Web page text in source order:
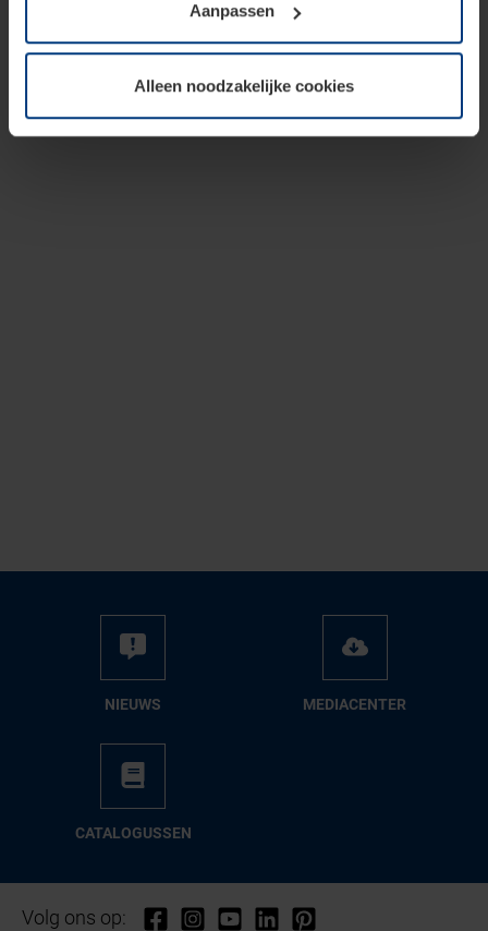
soorten cookies is uw toestemming vereist. Uw
toestemming kunt u op elk moment bij de uitleg van de
wijzigen of herroepen.
Aanpassen
Alleen noodzakelijke cookies
NIEUWS ME­DIA­CEN­TER
CA­TA­LO­GUS­SEN
Volg ons op: